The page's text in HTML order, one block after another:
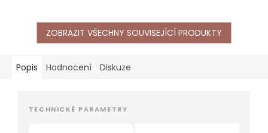
ZOBRAZIT VŠECHNY SOUVISEJÍCÍ PRODUKTY
Popis Hodnocení Diskuze
TECHNICKÉ PARAMETRY